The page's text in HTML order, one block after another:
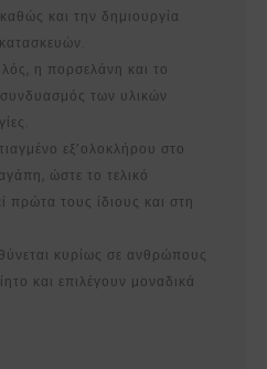
και την δημιουργία
η πορσελάνη και το
των υλικών
εξ’ολοκλήρου στο
ώστε το τελικό
πρώτα τους ίδιους και στη
κυρίως σε ανθρώπους
και επιλέγουν μοναδικά